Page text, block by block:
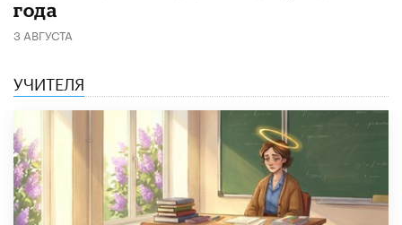
года
3 АВГУСТА
УЧИТЕЛЯ